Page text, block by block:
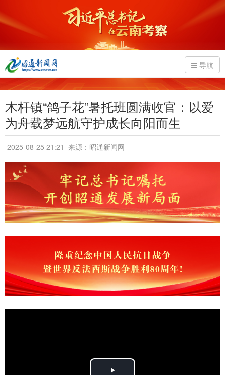
导航
木杆镇“鸽子花”暑托班圆满收官：以爱
为舟载梦远航守护成长向阳而生
2025-08-25 21:21 来源：昭通新闻网